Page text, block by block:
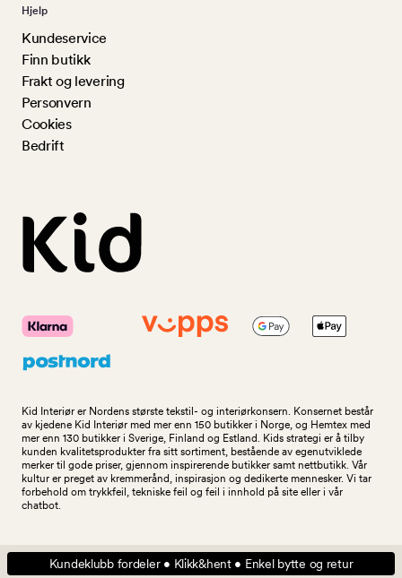
Hjelp
Kundeservice
Finn butikk
Frakt og levering
Personvern
Cookies
Bedrift
Kid Interiør er Nordens største tekstil- og interiørkonsern. Konsernet består
av kjedene Kid Interiør med mer enn 150 butikker i Norge, og Hemtex med
mer enn 130 butikker i Sverige, Finland og Estland. Kids strategi er å tilby
kunden kvalitetsprodukter fra sitt sortiment, bestående av egenutviklede
merker til gode priser, gjennom inspirerende butikker samt nettbutikk. Vår
kultur er preget av kremmerånd, inspirasjon og dedikerte mennesker. Vi tar
forbehold om trykkfeil, tekniske feil og feil i innhold på site eller i vår
chatbot.
Kundeklubb fordeler • Klikk&hent • Enkel bytte og retur